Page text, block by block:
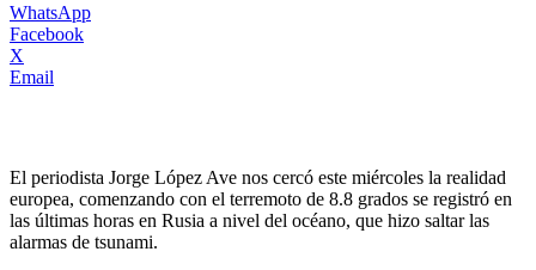
WhatsApp
Facebook
X
Email
El periodista Jorge López Ave nos cercó este miércoles la realidad
europea, comenzando con el terremoto de 8.8 grados se registró en
las últimas horas en Rusia a nivel del océano, que hizo saltar las
alarmas de tsunami.